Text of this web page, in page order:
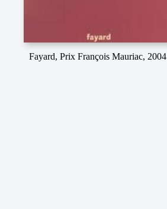
Fayard, Prix François Mauriac, 2004